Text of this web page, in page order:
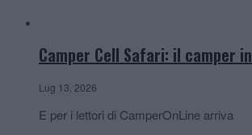
Camper Cell Safari: il camper
Lug 13, 2026
E per i lettori di CamperOnLine arriva